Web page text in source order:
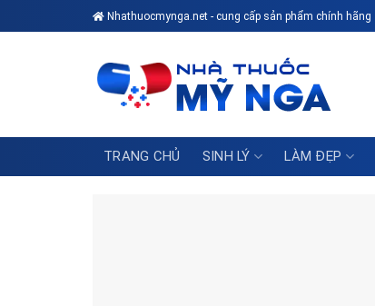
to
Nhathuocmynga.net - cung cấp sản phẩm chính hãng
TRANG CHỦ SINH LÝ LÀM ĐẸP